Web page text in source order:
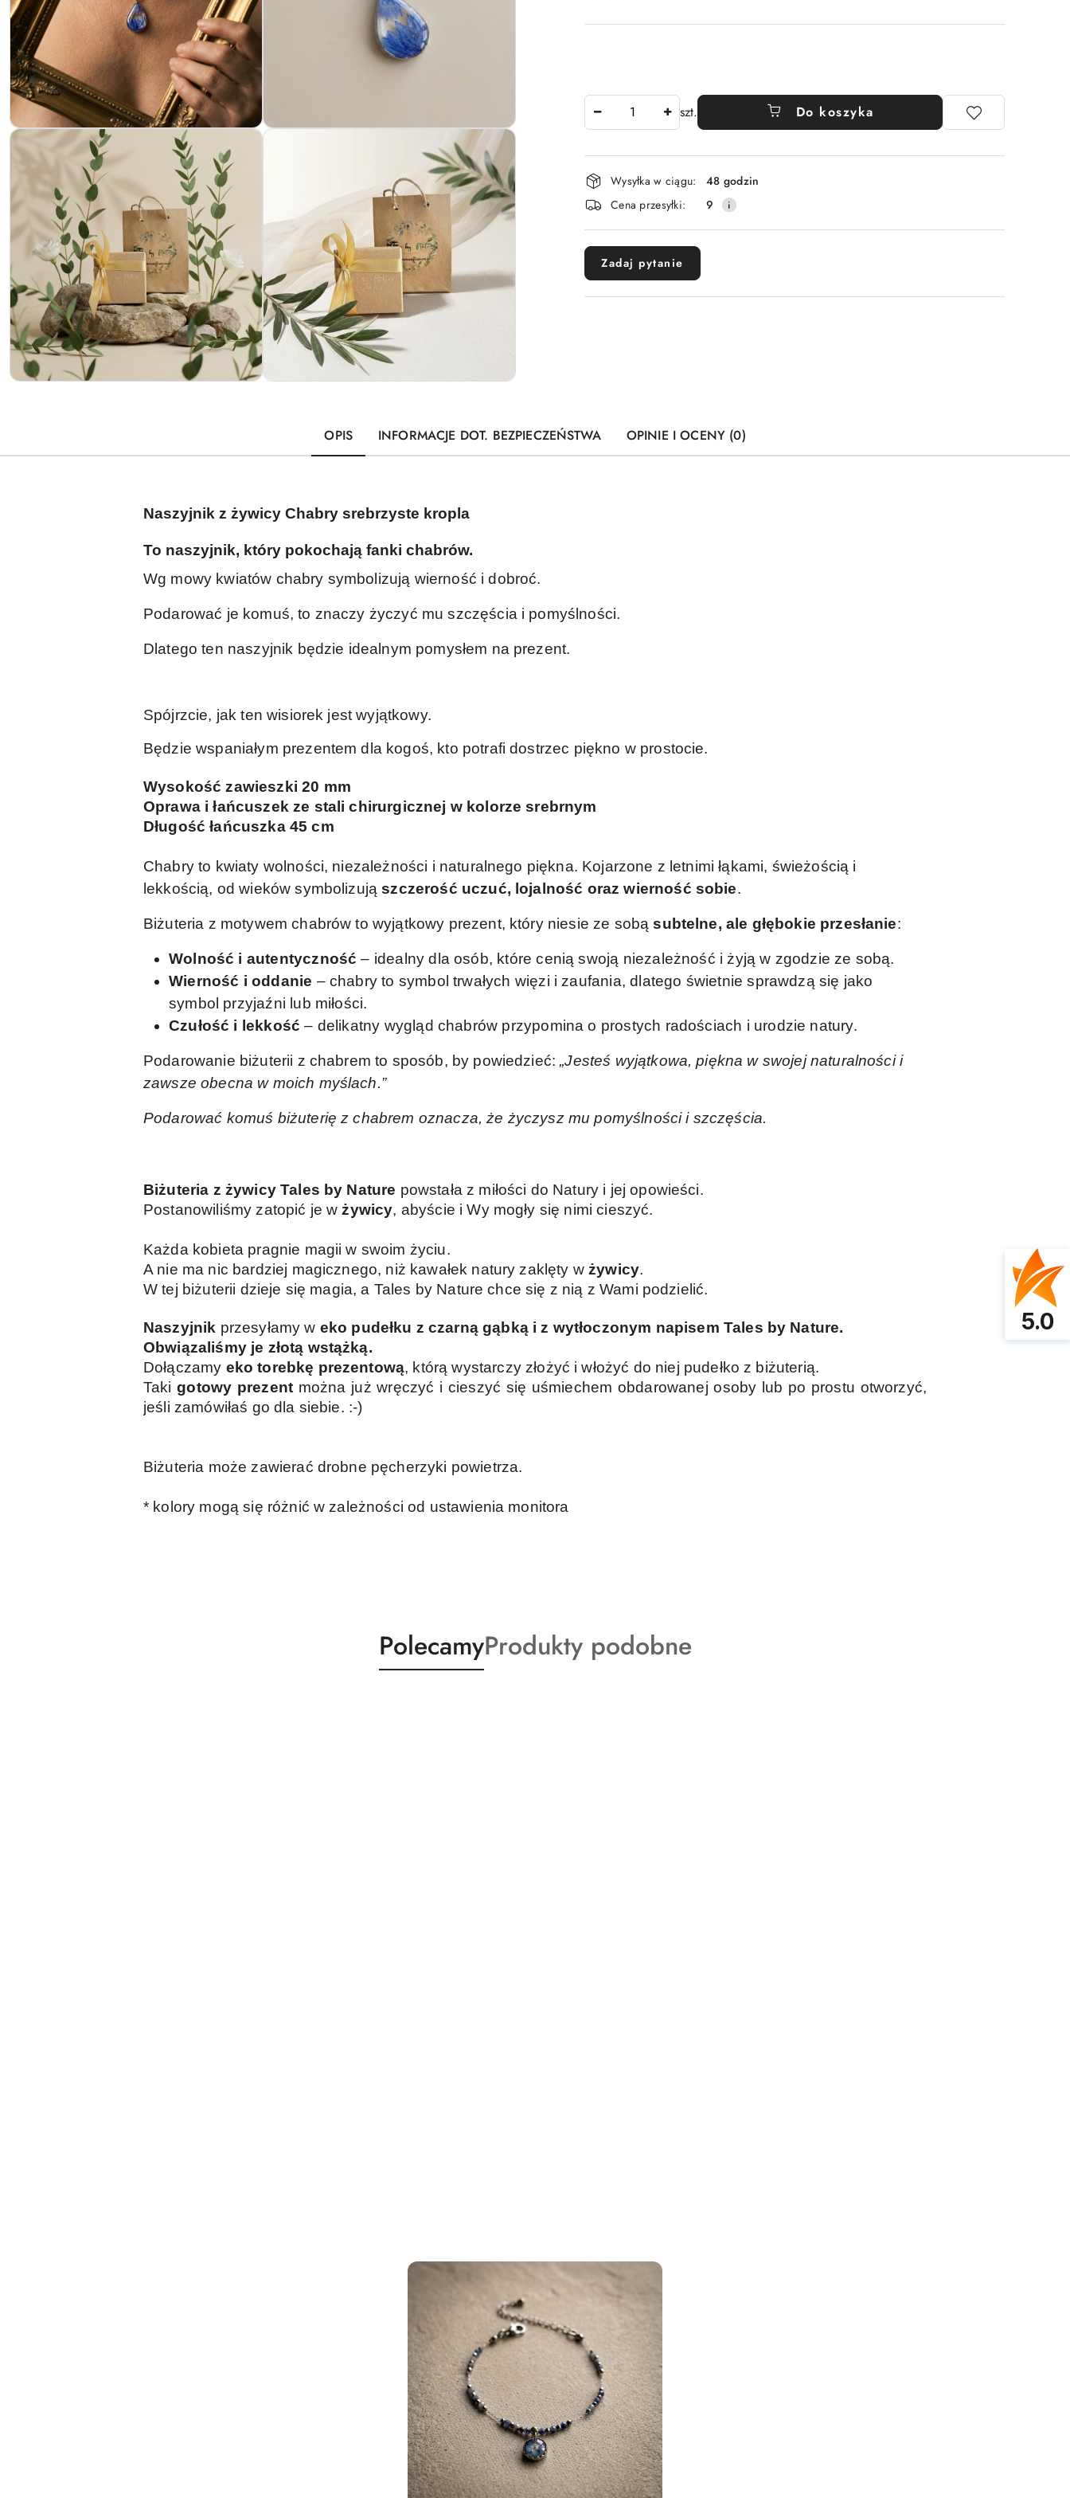
5.0
szt. Do koszyka
Dostępność
i
dostawa
Wysyłka w ciągu:
48 godzin
Cena przesyłki:
9
Zadaj pytanie
OPIS INFORMACJE DOT. BEZPIECZEŃSTWA OPINIE I OCENY (0)
Naszyjnik z żywicy Chabry srebrzyste kropla
To naszyjnik, który pokochają fanki chabrów.
Wg mowy kwiatów chabry symbolizują wierność i dobroć.
Podarować je komuś, to znaczy życzyć mu szczęścia i pomyślności.
Dlatego ten naszyjnik będzie idealnym pomysłem na prezent.
Spójrzcie, jak ten wisiorek jest wyjątkowy.
Będzie wspaniałym prezentem dla kogoś, kto potrafi dostrzec piękno w prostocie.
Wysokość zawieszki 20 mm
Oprawa i łańcuszek ze stali chirurgicznej w kolorze srebrnym
Długość łańcuszka 45 cm
Chabry to kwiaty wolności, niezależności i naturalnego piękna. Kojarzone z letnimi łąkami, świeżością i
lekkością, od wieków symbolizująszczerość uczuć, lojalność oraz wierność sobie.
Biżuteria z motywem chabrów to wyjątkowy prezent, który niesie ze sobąsubtelne, ale głębokie przesłanie:
Wolność i autentyczność – idealny dla osób, które cenią swoją niezależność i żyją w zgodzie ze sobą.
Wierność i oddanie – chabry to symbol trwałych więzi i zaufania, dlatego świetnie sprawdzą się jako
symbol przyjaźni lub miłości.
Czułość i lekkość – delikatny wygląd chabrów przypomina o prostych radościach i urodzie natury.
Podarowanie biżuterii z chabrem to sposób, by powiedzieć:„Jesteś wyjątkowa, piękna w swojej naturalności i
zawsze obecna w moich myślach.”
Podarować komuś biżuterię z chabrem oznacza, że życzysz mu pomyślności i szczęścia.
Biżuteria z żywicy Tales by Nature powstała z miłości do Natury i jej opowieści.
Postanowiliśmy zatopić je wżywicy, abyście i Wy mogły się nimi cieszyć.
Każda kobieta pragnie magii w swoim życiu.
A nie ma nic bardziej magicznego, niż kawałek natury zaklęty wżywicy.
W tej biżuterii dzieje się magia, a Tales by Nature chce się z nią z Wami podzielić.
Naszyjnik przesyłamy w eko pudełku z czarną gąbką i z wytłoczonym napisem Tales by Nature.
Obwiązaliśmy je złotą wstążką.
Dołączamy eko torebkę prezentową, którą wystarczy złożyć i włożyć do niej pudełko z biżuterią.
Takigotowy prezent można już wręczyć i cieszyć się uśmiechem obdarowanej osoby lub po prostu otworzyć,
jeśli zamówiłaś go dla siebie. :-)
Biżuteria może zawierać drobne pęcherzyki powietrza.
* kolory mogą się różnić w zależności od ustawienia monitora
Produkty
o
PolecamyProdukty
o
Produkty podobne